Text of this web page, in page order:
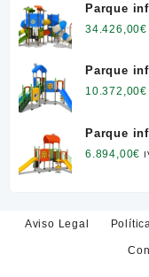
Parque
34.426,00€
Parque
10.372,00€
Parque
6.894,00€
Aviso Legal